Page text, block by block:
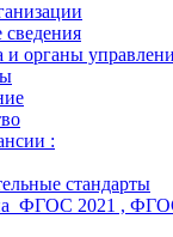
и органы
:
стандарты
ФГОС 2021 ,